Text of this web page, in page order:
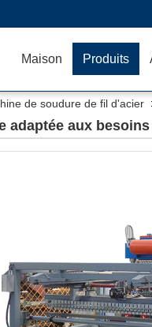
Maison Produits
de soudure de fil d'acier
adaptée aux